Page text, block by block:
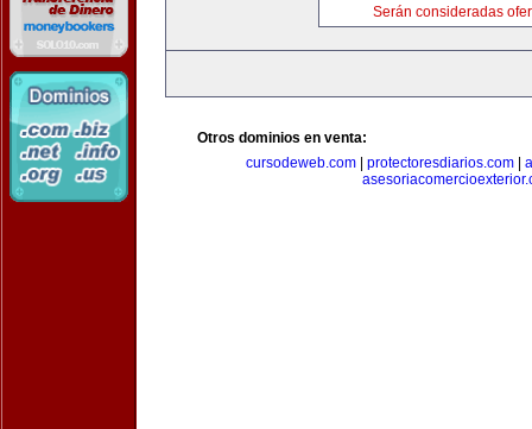
Serán consideradas
Otros dominios en venta:
cursodeweb.com
protectoresdiarios.com